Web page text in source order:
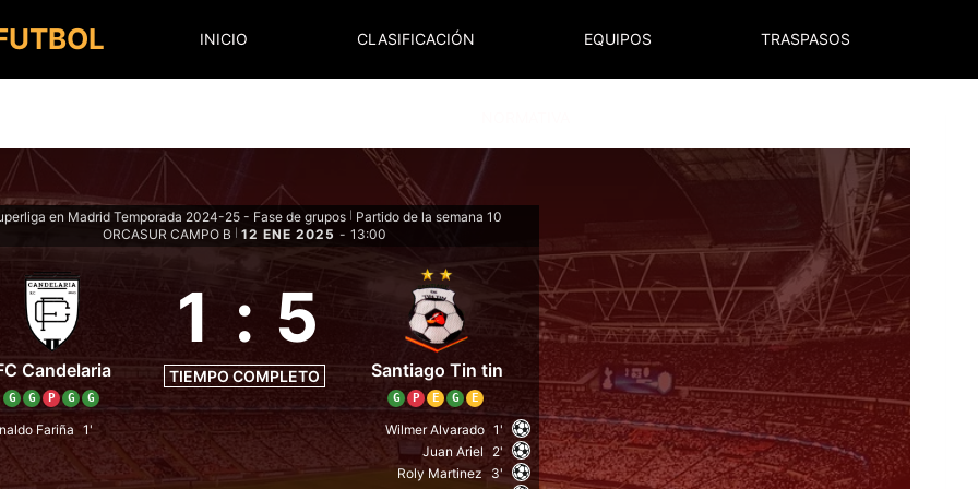
INICIO CLASIFICACIÓN EQUIPOS TRASPASOS
en Madrid Temporada 2024-25 - Fase de grupos
Partido de la semana 10
ORCASUR CAMPO B
12 ENE 2025 - 13:00
Candelaria
G G P G G
1 : 5
TIEMPO COMPLETO Santiago Tin tin
G P E G E
Fariña 1' Wilmer Alvarado 1'
Juan Ariel
2'
Roly Martinez 3'